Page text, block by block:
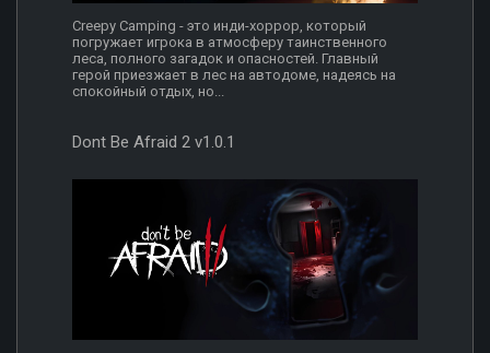
Creepy Camping - это инди-хоррор, который
погружает игрока в атмосферу таинственного
леса, полного загадок и опасностей. Главный
герой приезжает в лес на автодоме, надеясь на
спокойный отдых, но...
Dont Be Afraid 2 v1.0.1